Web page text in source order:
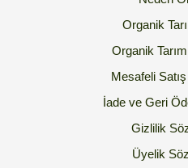
Organik
Organik
Mesafeli
İade ve Geri
Gizlilik
Üyelik